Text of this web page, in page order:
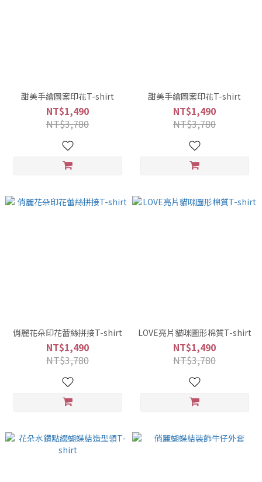
甜美手繪圖案印花T-shirt
NT$1,490
NT$3,780
甜美手繪圖案印花T-shirt
NT$1,490
NT$3,780
俏麗花朵印花蕾絲拼接T-shirt
NT$1,490
NT$3,780
LOVE亮片貓咪圖形棉質T-shirt
NT$1,490
NT$3,780